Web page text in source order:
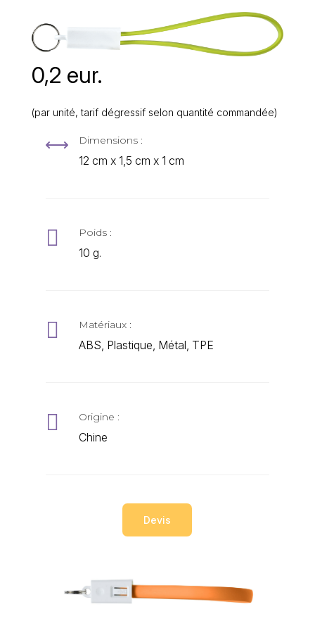
0,2 eur.
(par unité, tarif dégressif selon quantité commandée)
, Dimensions :
12 cm x 1,5 cm x 1 cm
 Poids :
10 g.
 Matériaux :
ABS, Plastique, Métal, TPE
 Origine :
Chine
Devis